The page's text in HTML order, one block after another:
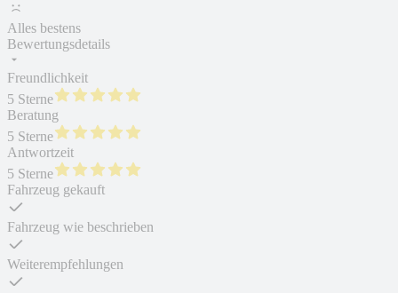
Alles bestens
Bewertungsdetails
Freundlichkeit
5 Sterne
Beratung
5 Sterne
Antwortzeit
5 Sterne
Fahrzeug gekauft
Fahrzeug wie beschrieben
Weiterempfehlungen